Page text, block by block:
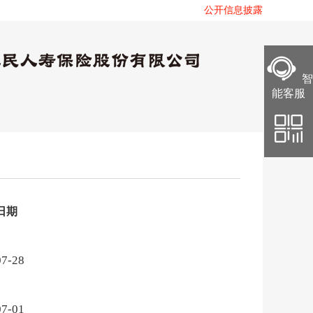
公开信息披露
期
28
01
智
能客服